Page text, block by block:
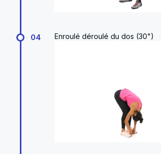
04 Enroulé déroulé du dos (30")